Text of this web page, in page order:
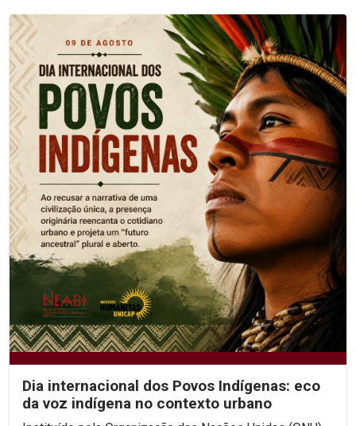
Dia internacional dos Povos Indígenas: eco
da voz indígena no contexto urbano